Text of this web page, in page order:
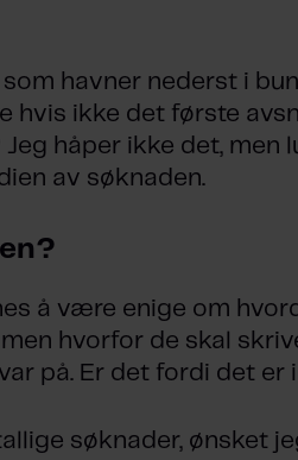
havner nederst i
hvis ikke det første
håper ikke det, men
av søknaden.
å være enige om
hvorfor de skal
på. Er det fordi det er
søknader, ønsket